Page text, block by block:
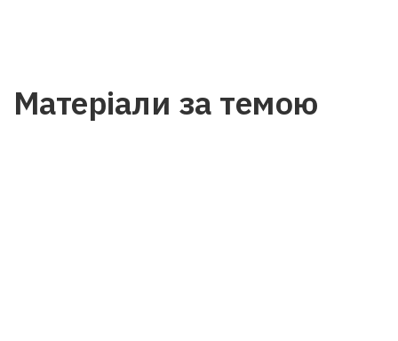
Матеріали за темою